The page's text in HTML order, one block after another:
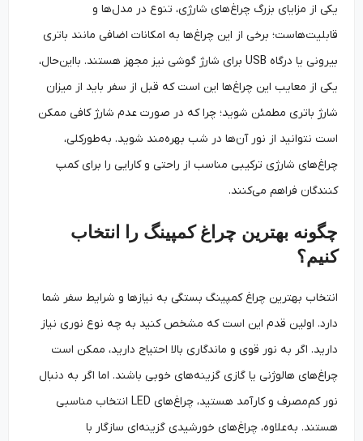
یکی از مزایای بزرگ چراغ‌های شارژی، تنوع در مدل‌ها و
قابلیت‌هاست؛ برخی از این چراغ‌ها به امکانات اضافی مانند باتری
بیرونی یا درگاه USB برای شارژ گوشی نیز مجهز هستند. بااین‌حال،
یکی از معایب این چراغ‌ها این است که قبل از سفر باید از میزان
شارژ باتری مطمئن شوید؛ چرا که در صورت عدم شارژ کافی ممکن
است نتوانید از نور آن‌ها در شب بهره‌مند شوید. به‌طورکلی،
چراغ‌های شارژی ترکیبی مناسب از راحتی و کارایی را برای کمپ
کنندگان فراهم می‌کنند.
چگونه بهترین چراغ کمپینگ را انتخاب
کنیم؟
انتخاب بهترین چراغ کمپینگ بستگی به نیازها و شرایط سفر شما
دارد. اولین قدم این است که مشخص کنید به چه نوع نوری نیاز
دارید. اگر به نور قوی و ماندگاری بالا احتیاج دارید، ممکن است
چراغ‌های هالوژنی یا گازی گزینه‌های خوبی باشند. اما اگر به دنبال
نور کم‌مصرف و کارآمد هستید، چراغ‌های LED انتخاب مناسبی
هستند. به‌علاوه، چراغ‌های خورشیدی گزینه‌ای سازگار با